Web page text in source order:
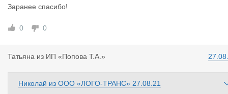
Заранее спасибо!
0 0
Татьяна из ИП «Попова Т.А.»
Николай из ООО «ЛОГО-ТРАНС» 27.08.21